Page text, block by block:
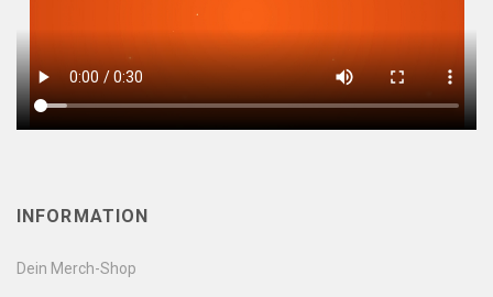
INFORMATION
Dein Merch-Shop